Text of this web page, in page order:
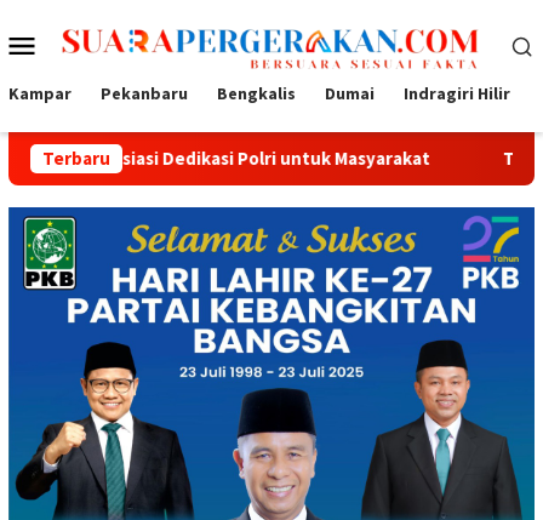
ke
Menu
Mobile
Kampar Pekanbaru Bengkalis Dumai Indragiri Hilir
Terbaru
Dedikasi Polri untuk Masyarakat Tak Sekadar Bersih